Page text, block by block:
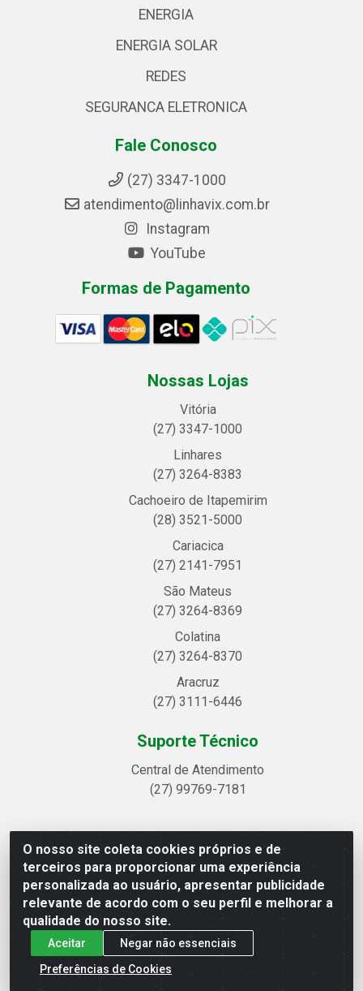
O nosso site coleta cookies próprios e de
terceiros para proporcionar uma experiência
personalizada ao usuário, apresentar publicidade
relevante de acordo com o seu perfil e melhorar a
qualidade do nosso site.
Aceitar
Negar não essenciais
Preferências de Cookies
ENERGIA
ENERGIA SOLAR
REDES
SEGURANCA ELETRONICA
Fale Conosco
(27) 3347-1000
atendimento@linhavix.com.br
Instagram
YouTube
Formas de Pagamento
Nossas Lojas
Vitória
(27) 3347-1000
Linhares
(27) 3264-8383
Cachoeiro de Itapemirim
(28) 3521-5000
Cariacica
(27) 2141-7951
São Mateus
(27) 3264-8369
Colatina
(27) 3264-8370
Aracruz
(27) 3111-6446
Suporte Técnico
Central de Atendimento
(27) 99769-7181
Linhavix Distribuidora LTDA - Avenida Alegre, 2521 -
Quadra314 Lote 05 e 07 - Shell, Linhares/ES - CEP 29.901-605
- CNPJ 20.857.514/0001-75